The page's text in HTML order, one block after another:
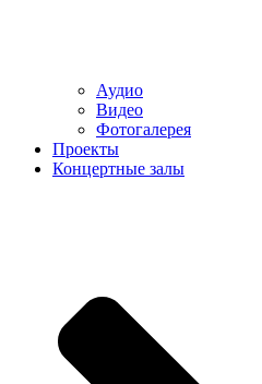
Аудио
Видео
Фотогалерея
Проекты
Концертные залы